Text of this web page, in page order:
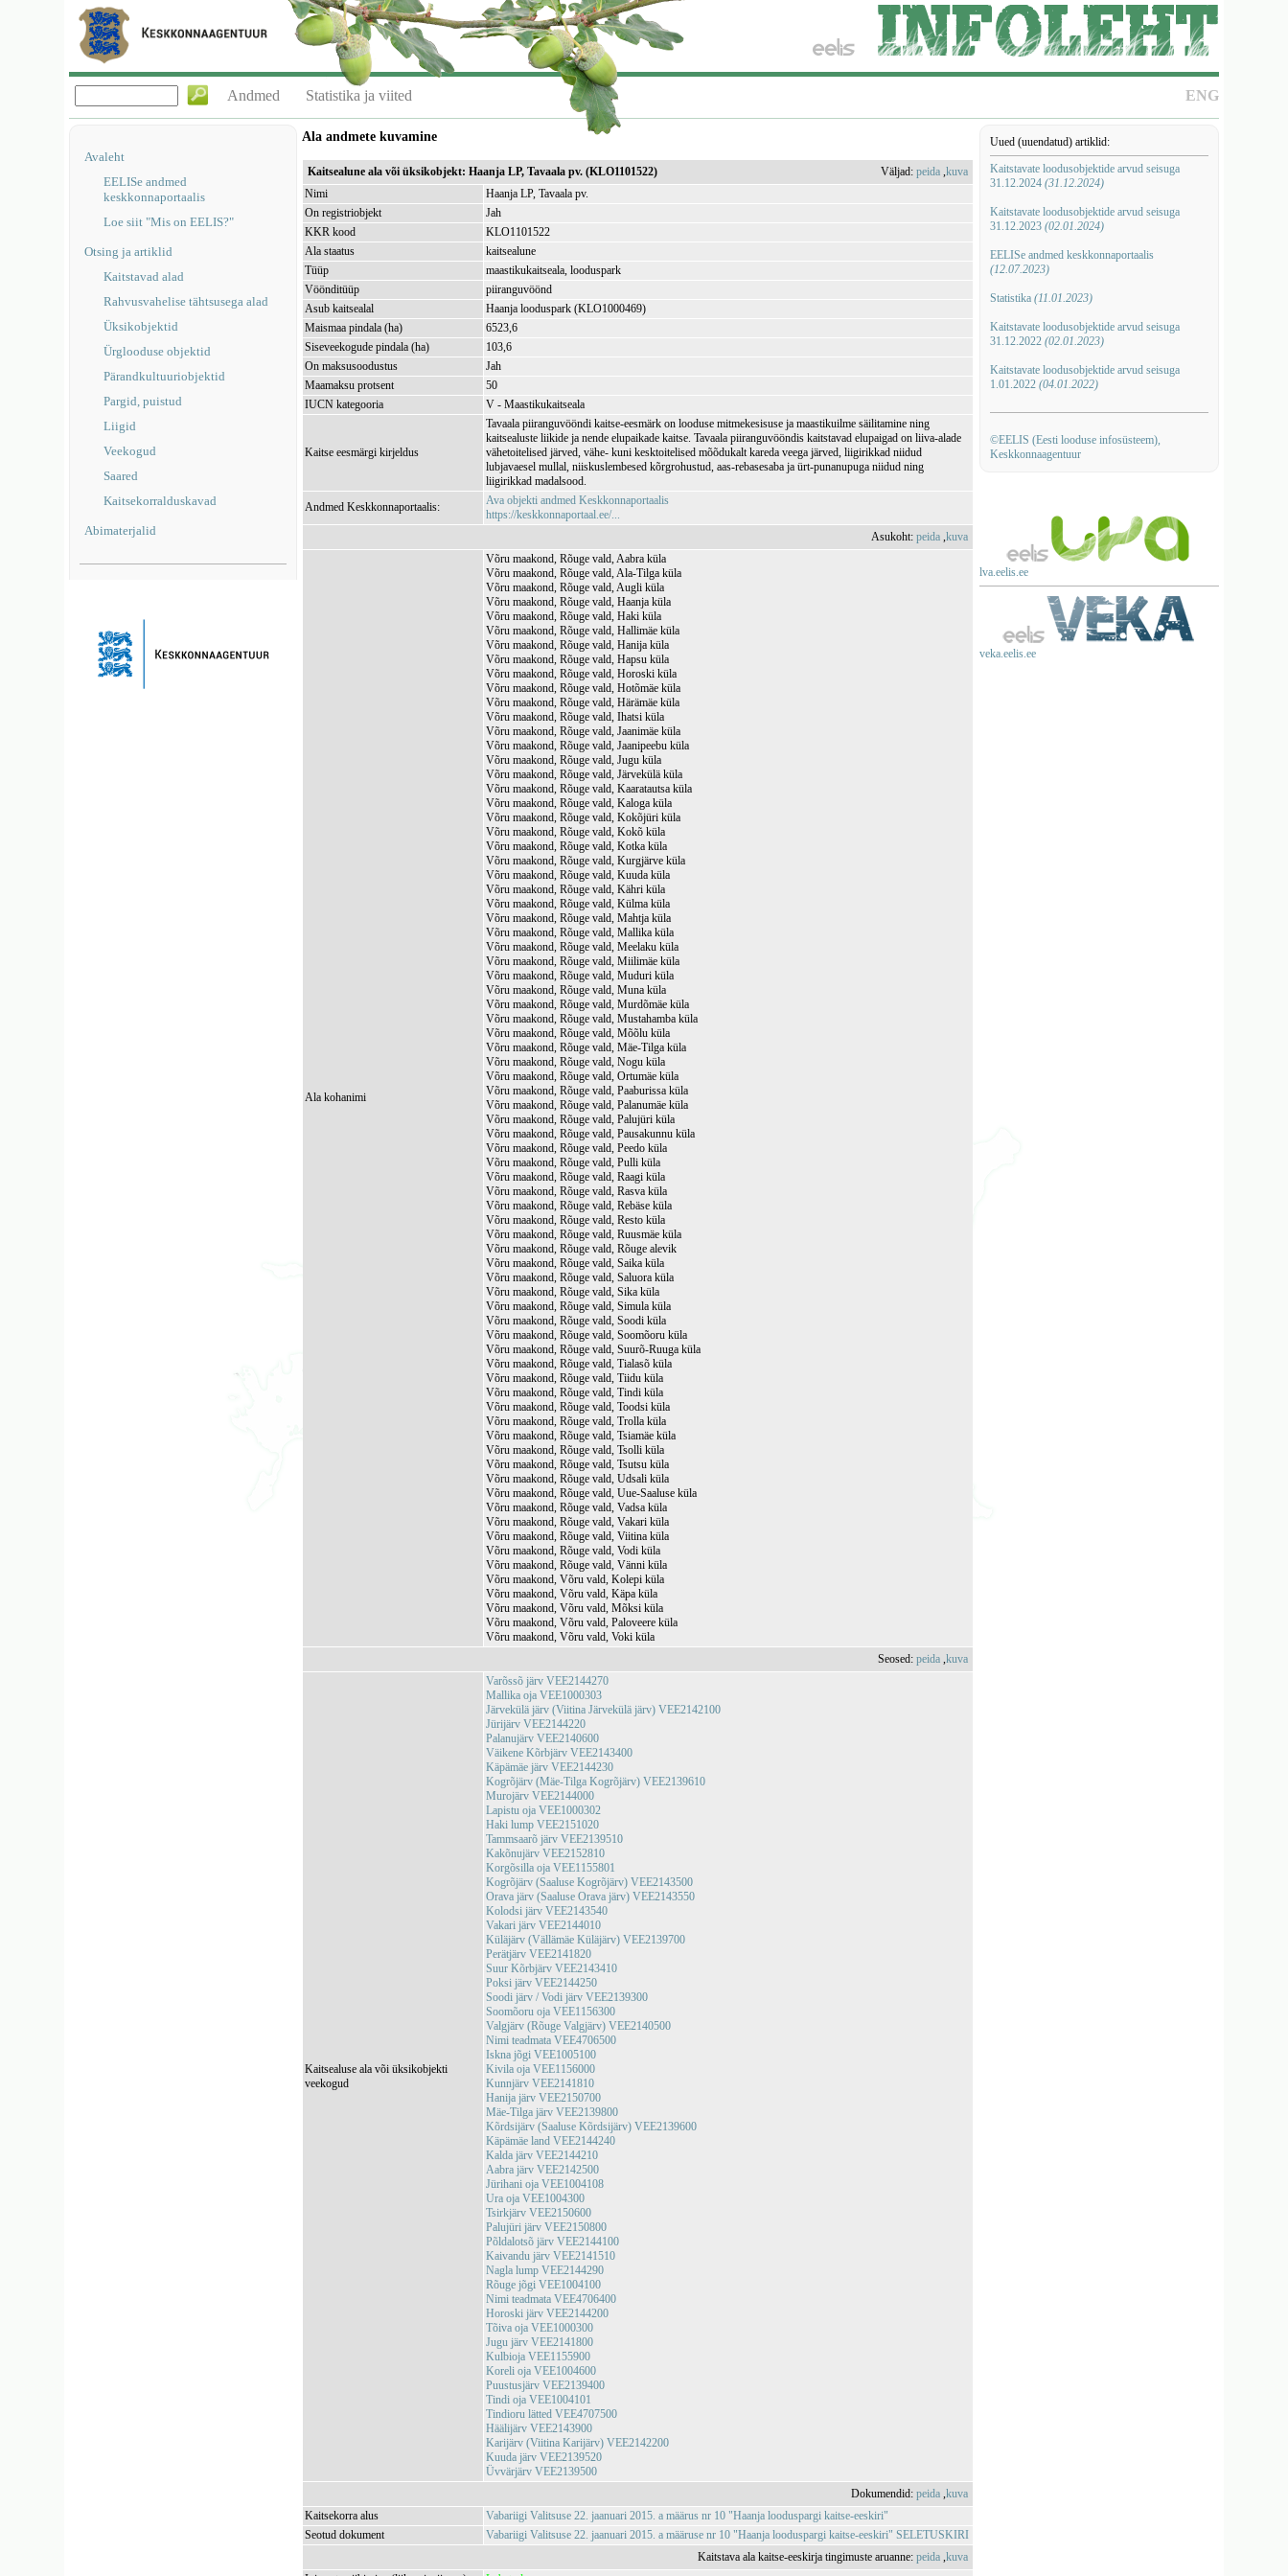
ENG
Andmed Statistika ja viited
Avaleht
EELISe andmed
keskkonnaportaalis
Loe siit "Mis on EELIS?"
Otsing ja artiklid
Kaitstavad alad
Rahvusvahelise tähtsusega alad
Üksikobjektid
Ürglooduse objektid
Pärandkultuuriobjektid
Pargid, puistud
Liigid
Veekogud
Saared
Kaitsekorralduskavad
Abimaterjalid
Uued (uuendatud) artiklid:
Kaitstavate loodusobjektide arvud seisuga
31.12.2024 (31.12.2024)
Kaitstavate loodusobjektide arvud seisuga
31.12.2023 (02.01.2024)
EELISe andmed keskkonnaportaalis
(12.07.2023)
Statistika (11.01.2023)
Kaitstavate loodusobjektide arvud seisuga
31.12.2022 (02.01.2023)
Kaitstavate loodusobjektide arvud seisuga
1.01.2022 (04.01.2022)
©EELIS (Eesti looduse infosüsteem),
Keskkonnaagentuur
lva.eelis.ee
veka.eelis.ee
Ala andmete kuvamine
Kaitsealune ala või üksikobjekt: Haanja LP, Tavaala pv. (KLO1101522) Väljad:peida ,kuva
Nimi
Haanja LP, Tavaala pv.
On registriobjekt
Jah
KKR kood
KLO1101522
Ala staatus
kaitsealune
Tüüp
maastikukaitseala, looduspark
Vöönditüüp
piiranguvöönd
Asub kaitsealal
Haanja looduspark (KLO1000469)
Maismaa pindala (ha)
6523,6
Siseveekogude pindala (ha)
103,6
On maksusoodustus
Jah
Maamaksu protsent
50
IUCN kategooria
V - Maastikukaitseala
Kaitse eesmärgi kirjeldus
Tavaala piiranguvööndi kaitse-eesmärk on looduse mitmekesisuse ja maastikuilme säilitamine ning
kaitsealuste liikide ja nende elupaikade kaitse. Tavaala piiranguvööndis kaitstavad elupaigad on liiva-alade
vähetoitelised järved, vähe- kuni kesktoitelised mõõdukalt kareda veega järved, liigirikkad niidud
lubjavaesel mullal, niiskuslembesed kõrgrohustud, aas-rebasesaba ja ürt-punanupuga niidud ning
liigirikkad madalsood.
Andmed Keskkonnaportaalis:
Ava objekti andmed Keskkonnaportaalis
https://keskkonnaportaal.ee/...
Asukoht:peida ,kuva
Ala kohanimi
Võru maakond, Rõuge vald, Aabra küla
Võru maakond, Rõuge vald, Ala-Tilga küla
Võru maakond, Rõuge vald, Augli küla
Võru maakond, Rõuge vald, Haanja küla
Võru maakond, Rõuge vald, Haki küla
Võru maakond, Rõuge vald, Hallimäe küla
Võru maakond, Rõuge vald, Hanija küla
Võru maakond, Rõuge vald, Hapsu küla
Võru maakond, Rõuge vald, Horoski küla
Võru maakond, Rõuge vald, Hotõmäe küla
Võru maakond, Rõuge vald, Härämäe küla
Võru maakond, Rõuge vald, Ihatsi küla
Võru maakond, Rõuge vald, Jaanimäe küla
Võru maakond, Rõuge vald, Jaanipeebu küla
Võru maakond, Rõuge vald, Jugu küla
Võru maakond, Rõuge vald, Järvekülä küla
Võru maakond, Rõuge vald, Kaaratautsa küla
Võru maakond, Rõuge vald, Kaloga küla
Võru maakond, Rõuge vald, Kokõjüri küla
Võru maakond, Rõuge vald, Kokõ küla
Võru maakond, Rõuge vald, Kotka küla
Võru maakond, Rõuge vald, Kurgjärve küla
Võru maakond, Rõuge vald, Kuuda küla
Võru maakond, Rõuge vald, Kähri küla
Võru maakond, Rõuge vald, Külma küla
Võru maakond, Rõuge vald, Mahtja küla
Võru maakond, Rõuge vald, Mallika küla
Võru maakond, Rõuge vald, Meelaku küla
Võru maakond, Rõuge vald, Miilimäe küla
Võru maakond, Rõuge vald, Muduri küla
Võru maakond, Rõuge vald, Muna küla
Võru maakond, Rõuge vald, Murdõmäe küla
Võru maakond, Rõuge vald, Mustahamba küla
Võru maakond, Rõuge vald, Mõõlu küla
Võru maakond, Rõuge vald, Mäe-Tilga küla
Võru maakond, Rõuge vald, Nogu küla
Võru maakond, Rõuge vald, Ortumäe küla
Võru maakond, Rõuge vald, Paaburissa küla
Võru maakond, Rõuge vald, Palanumäe küla
Võru maakond, Rõuge vald, Palujüri küla
Võru maakond, Rõuge vald, Pausakunnu küla
Võru maakond, Rõuge vald, Peedo küla
Võru maakond, Rõuge vald, Pulli küla
Võru maakond, Rõuge vald, Raagi küla
Võru maakond, Rõuge vald, Rasva küla
Võru maakond, Rõuge vald, Rebäse küla
Võru maakond, Rõuge vald, Resto küla
Võru maakond, Rõuge vald, Ruusmäe küla
Võru maakond, Rõuge vald, Rõuge alevik
Võru maakond, Rõuge vald, Saika küla
Võru maakond, Rõuge vald, Saluora küla
Võru maakond, Rõuge vald, Sika küla
Võru maakond, Rõuge vald, Simula küla
Võru maakond, Rõuge vald, Soodi küla
Võru maakond, Rõuge vald, Soomõoru küla
Võru maakond, Rõuge vald, Suurõ-Ruuga küla
Võru maakond, Rõuge vald, Tialasõ küla
Võru maakond, Rõuge vald, Tiidu küla
Võru maakond, Rõuge vald, Tindi küla
Võru maakond, Rõuge vald, Toodsi küla
Võru maakond, Rõuge vald, Trolla küla
Võru maakond, Rõuge vald, Tsiamäe küla
Võru maakond, Rõuge vald, Tsolli küla
Võru maakond, Rõuge vald, Tsutsu küla
Võru maakond, Rõuge vald, Udsali küla
Võru maakond, Rõuge vald, Uue-Saaluse küla
Võru maakond, Rõuge vald, Vadsa küla
Võru maakond, Rõuge vald, Vakari küla
Võru maakond, Rõuge vald, Viitina küla
Võru maakond, Rõuge vald, Vodi küla
Võru maakond, Rõuge vald, Vänni küla
Võru maakond, Võru vald, Kolepi küla
Võru maakond, Võru vald, Käpa küla
Võru maakond, Võru vald, Mõksi küla
Võru maakond, Võru vald, Paloveere küla
Võru maakond, Võru vald, Voki küla
Seosed:peida ,kuva
Kaitsealuse ala või üksikobjekti
veekogud
Varõssõ järv VEE2144270
Mallika oja VEE1000303
Järvekülä järv (Viitina Järvekülä järv) VEE2142100
Jürijärv VEE2144220
Palanujärv VEE2140600
Väikene Kõrbjärv VEE2143400
Käpämäe järv VEE2144230
Kogrõjärv (Mäe-Tilga Kogrõjärv) VEE2139610
Murojärv VEE2144000
Lapistu oja VEE1000302
Haki lump VEE2151020
Tammsaarõ järv VEE2139510
Kakõnujärv VEE2152810
Korgõsilla oja VEE1155801
Kogrõjärv (Saaluse Kogrõjärv) VEE2143500
Orava järv (Saaluse Orava järv) VEE2143550
Kolodsi järv VEE2143540
Vakari järv VEE2144010
Küläjärv (Vällämäe Küläjärv) VEE2139700
Perätjärv VEE2141820
Suur Kõrbjärv VEE2143410
Poksi järv VEE2144250
Soodi järv / Vodi järv VEE2139300
Soomõoru oja VEE1156300
Valgjärv (Rõuge Valgjärv) VEE2140500
Nimi teadmata VEE4706500
Iskna jõgi VEE1005100
Kivila oja VEE1156000
Kunnjärv VEE2141810
Hanija järv VEE2150700
Mäe-Tilga järv VEE2139800
Kõrdsijärv (Saaluse Kõrdsijärv) VEE2139600
Käpämäe land VEE2144240
Kalda järv VEE2144210
Aabra järv VEE2142500
Jürihani oja VEE1004108
Ura oja VEE1004300
Tsirkjärv VEE2150600
Palujüri järv VEE2150800
Põldalotsõ järv VEE2144100
Kaivandu järv VEE2141510
Nagla lump VEE2144290
Rõuge jõgi VEE1004100
Nimi teadmata VEE4706400
Horoski järv VEE2144200
Tõiva oja VEE1000300
Jugu järv VEE2141800
Kulbioja VEE1155900
Koreli oja VEE1004600
Puustusjärv VEE2139400
Tindi oja VEE1004101
Tindioru lätted VEE4707500
Häälijärv VEE2143900
Karijärv (Viitina Karijärv) VEE2142200
Kuuda järv VEE2139520
Üvvärjärv VEE2139500
Dokumendid:peida ,kuva
Kaitsekorra alus
Vabariigi Valitsuse 22. jaanuari 2015. a määrus nr 10 "Haanja looduspargi kaitse-eeskiri"
Seotud dokument
Vabariigi Valitsuse 22. jaanuari 2015. a määruse nr 10 "Haanja looduspargi kaitse-eeskiri" SELETUSKIRI
Kaitstava ala kaitse-eeskirja tingimuste aruanne:peida ,kuva